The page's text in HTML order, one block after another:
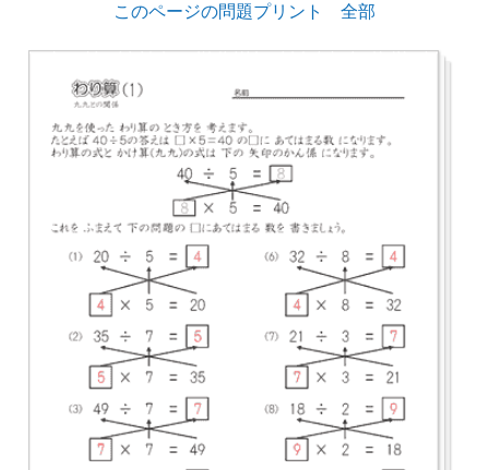
このページの問題プリント 全部